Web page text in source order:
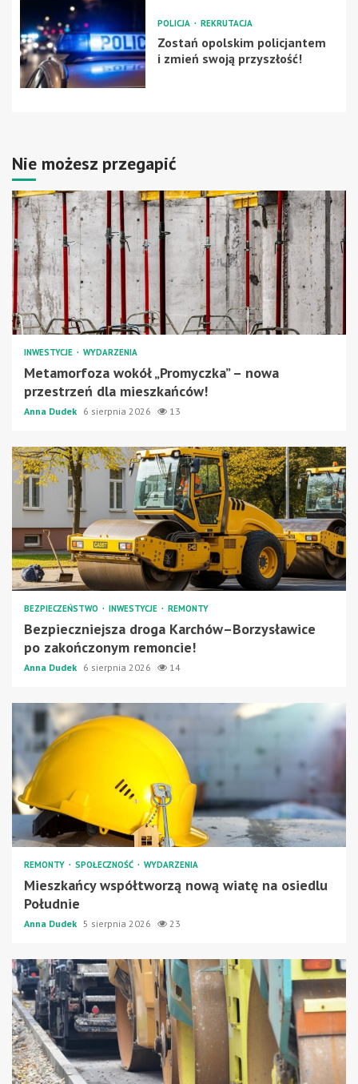
POLICJA REKRUTACJA
Zostań opolskim policjantem
i zmień swoją przyszłość!
Nie możesz przegapić
INWESTYCJE WYDARZENIA
Metamorfoza wokół „Promyczka” – nowa
przestrzeń dla mieszkańców!
Anna Dudek 6 sierpnia 2026 13
BEZPIECZEŃSTWO INWESTYCJE REMONTY
Bezpieczniejsza droga Karchów–Borzysławice
po zakończonym remoncie!
Anna Dudek 6 sierpnia 2026 14
REMONTY SPOŁECZNOŚĆ WYDARZENIA
Mieszkańcy współtworzą nową wiatę na osiedlu
Południe
Anna Dudek 5 sierpnia 2026 23